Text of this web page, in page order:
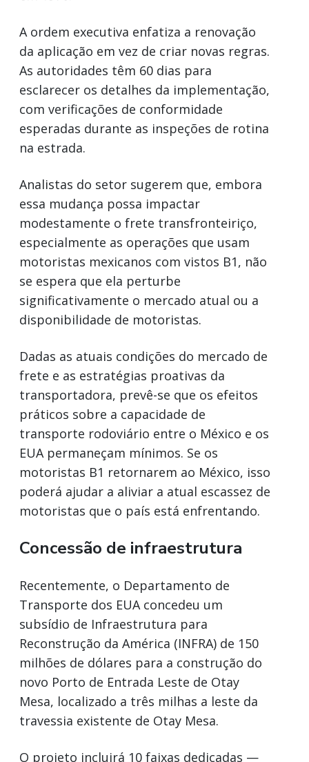
A ordem executiva enfatiza a renovação
da aplicação em vez de criar novas regras.
As autoridades têm 60 dias para
esclarecer os detalhes da implementação,
com verificações de conformidade
esperadas durante as inspeções de rotina
na estrada.
Analistas do setor sugerem que, embora
essa mudança possa impactar
modestamente o frete transfronteiriço,
especialmente as operações que usam
motoristas mexicanos com vistos B1, não
se espera que ela perturbe
significativamente o mercado atual ou a
disponibilidade de motoristas.
Dadas as atuais condições do mercado de
frete e as estratégias proativas da
transportadora, prevê-se que os efeitos
práticos sobre a capacidade de
transporte rodoviário entre o México e os
EUA permaneçam mínimos. Se os
motoristas B1 retornarem ao México, isso
poderá ajudar a aliviar a atual escassez de
motoristas que o país está enfrentando.
Concessão de infraestrutura
Recentemente, o Departamento de
Transporte dos EUA concedeu um
subsídio de Infraestrutura para
Reconstrução da América (INFRA) de 150
milhões de dólares para a construção do
novo Porto de Entrada Leste de Otay
Mesa, localizado a três milhas a leste da
travessia existente de Otay Mesa.
O projeto incluirá 10 faixas dedicadas —